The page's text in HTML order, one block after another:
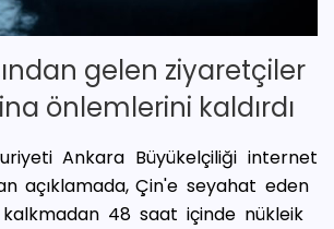
gelen ziyaretçiler
önlemlerini kaldırdı
Ankara Büyükelçiliği internet
açıklamada, Çin'e seyahat eden
48 saat içinde nükleik